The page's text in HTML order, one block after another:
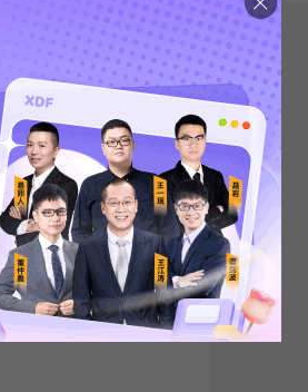
点击试听
更多>>
调剂成功的同学，抓紧